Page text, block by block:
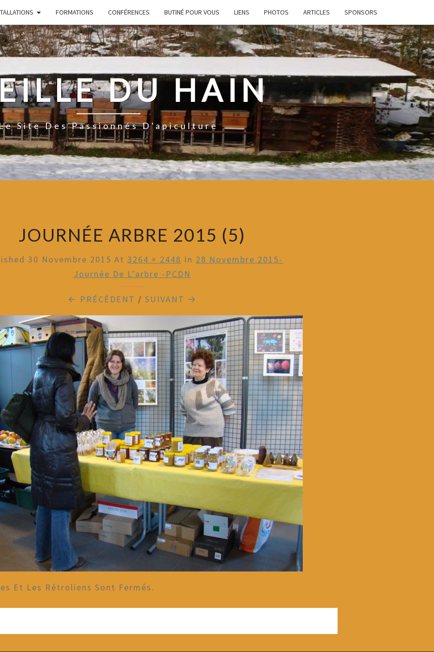
FORMATIONS CONFÉRENCES BUTINÉ POUR VOUS LIENS PHOTOS ARTICLES SPONSORS
DU HAIN
Site Des Passionnés D'apiculture
JOURNÉE ARBRE 2015 (5)
30 Novembre 2015 At3264 × 2448 In 28 Novembre 2015-
Journée De L’arbre -PCDN
← PRÉCÉDENT / SUIVANT →
Et Les Rétroliens Sont Fermés.